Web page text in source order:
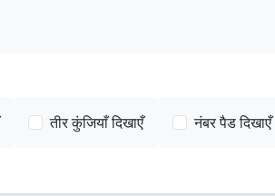
तीर कुंजियाँ दिखाएँ नंबर पैड दिखाएँ